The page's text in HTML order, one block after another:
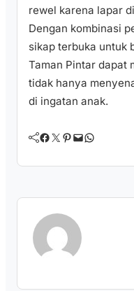
rewel karena lapar
Dengan kombinasi
sikap terbuka untuk
Taman Pintar dapat
tidak hanya
di ingatan anak.
Facebook Twitter Pinterest Mail WhatsApp